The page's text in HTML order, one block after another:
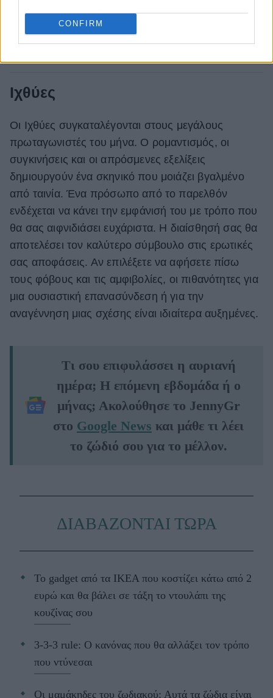
CONFIRM
Ιχθύες
Οι Ιχθύες συγκαταλέγονται στους μεγάλους
πρωταγωνιστές του μήνα. Ο ρομαντισμός, οι
συγκινήσεις και οι απρόσμενες εξελίξεις
δημιουργούν ένα σκηνικό που μοιάζει βγαλμένο
από ταινία. Ένα πρόσωπο από το παρελθόν
ενδέχεται να κάνει την εμφάνισή του με τρόπο που
θα σας αιφνιδιάσει ευχάριστα. Η διαίσθησή σας θα
αποτελέσει τον καλύτερο σύμβουλο στις ερωτικές
σας αποφάσεις. Αν επιλέξετε να αφήσετε πίσω
τους φόβους και τις αμφιβολίες, οι πιθανότητες για
μια ουσιαστική επανασύνδεση ή για την
αναγέννηση μιας σχέσης είναι ιδιαίτερα αυξημένες.
Τι σου επιφυλάσσει η αυριανή
ημέρα; Η επόμενη εβδομάδα ή ο
μήνας; Ακολούθησε το JennyGr
στο Google News και μάθε τι λέει
το ζώδιό σου για το μέλλον.
ΔΙΑΒΑΖΟΝΤΑΙ ΤΩΡΑ
Το gadget από τα IKEA που κοστίζει κάτω από 2
ευρώ και θα βάλει σε τάξη το ντουλάπι της
κουζίνας σου
3-3-3 rule: Ο κανόνας που θα αλλάξει τον τρόπο
που ντύνεσαι
Οι μαμάκηδες του ζωδιακού: Αυτά τα ζώδια είναι